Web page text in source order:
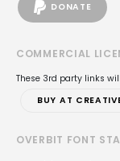
DONATE
COMMERCIAL
These 3rd party links
BUY AT
OVERBIT FONT